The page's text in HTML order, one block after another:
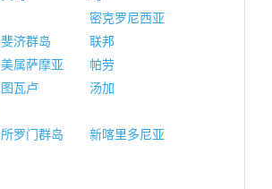
斐济群岛
密克罗尼西亚
联邦
美属萨摩亚
帕劳
图瓦卢
汤加
所罗门群岛
新喀里多尼亚